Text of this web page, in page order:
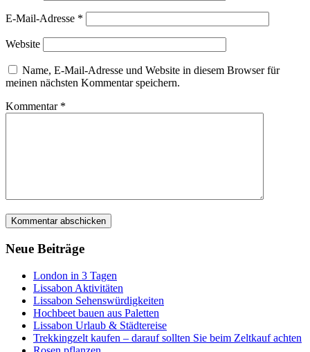
E-Mail-Adresse *
Website
Name, E-Mail-Adresse und Website in diesem Browser für
meinen nächsten Kommentar speichern.
Kommentar *
Neue Beiträge
London in 3 Tagen
Lissabon Aktivitäten
Lissabon Sehenswürdigkeiten
Hochbeet bauen aus Paletten
Lissabon Urlaub & Städtereise
Trekkingzelt kaufen – darauf sollten Sie beim Zeltkauf achten